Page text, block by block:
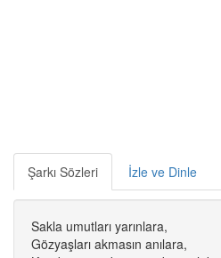
Şarkı Sözleri İzle ve Dinle
Sakla umutları yarınlara,
Gözyaşları akmasın anılara,